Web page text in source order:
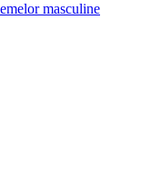
masculine